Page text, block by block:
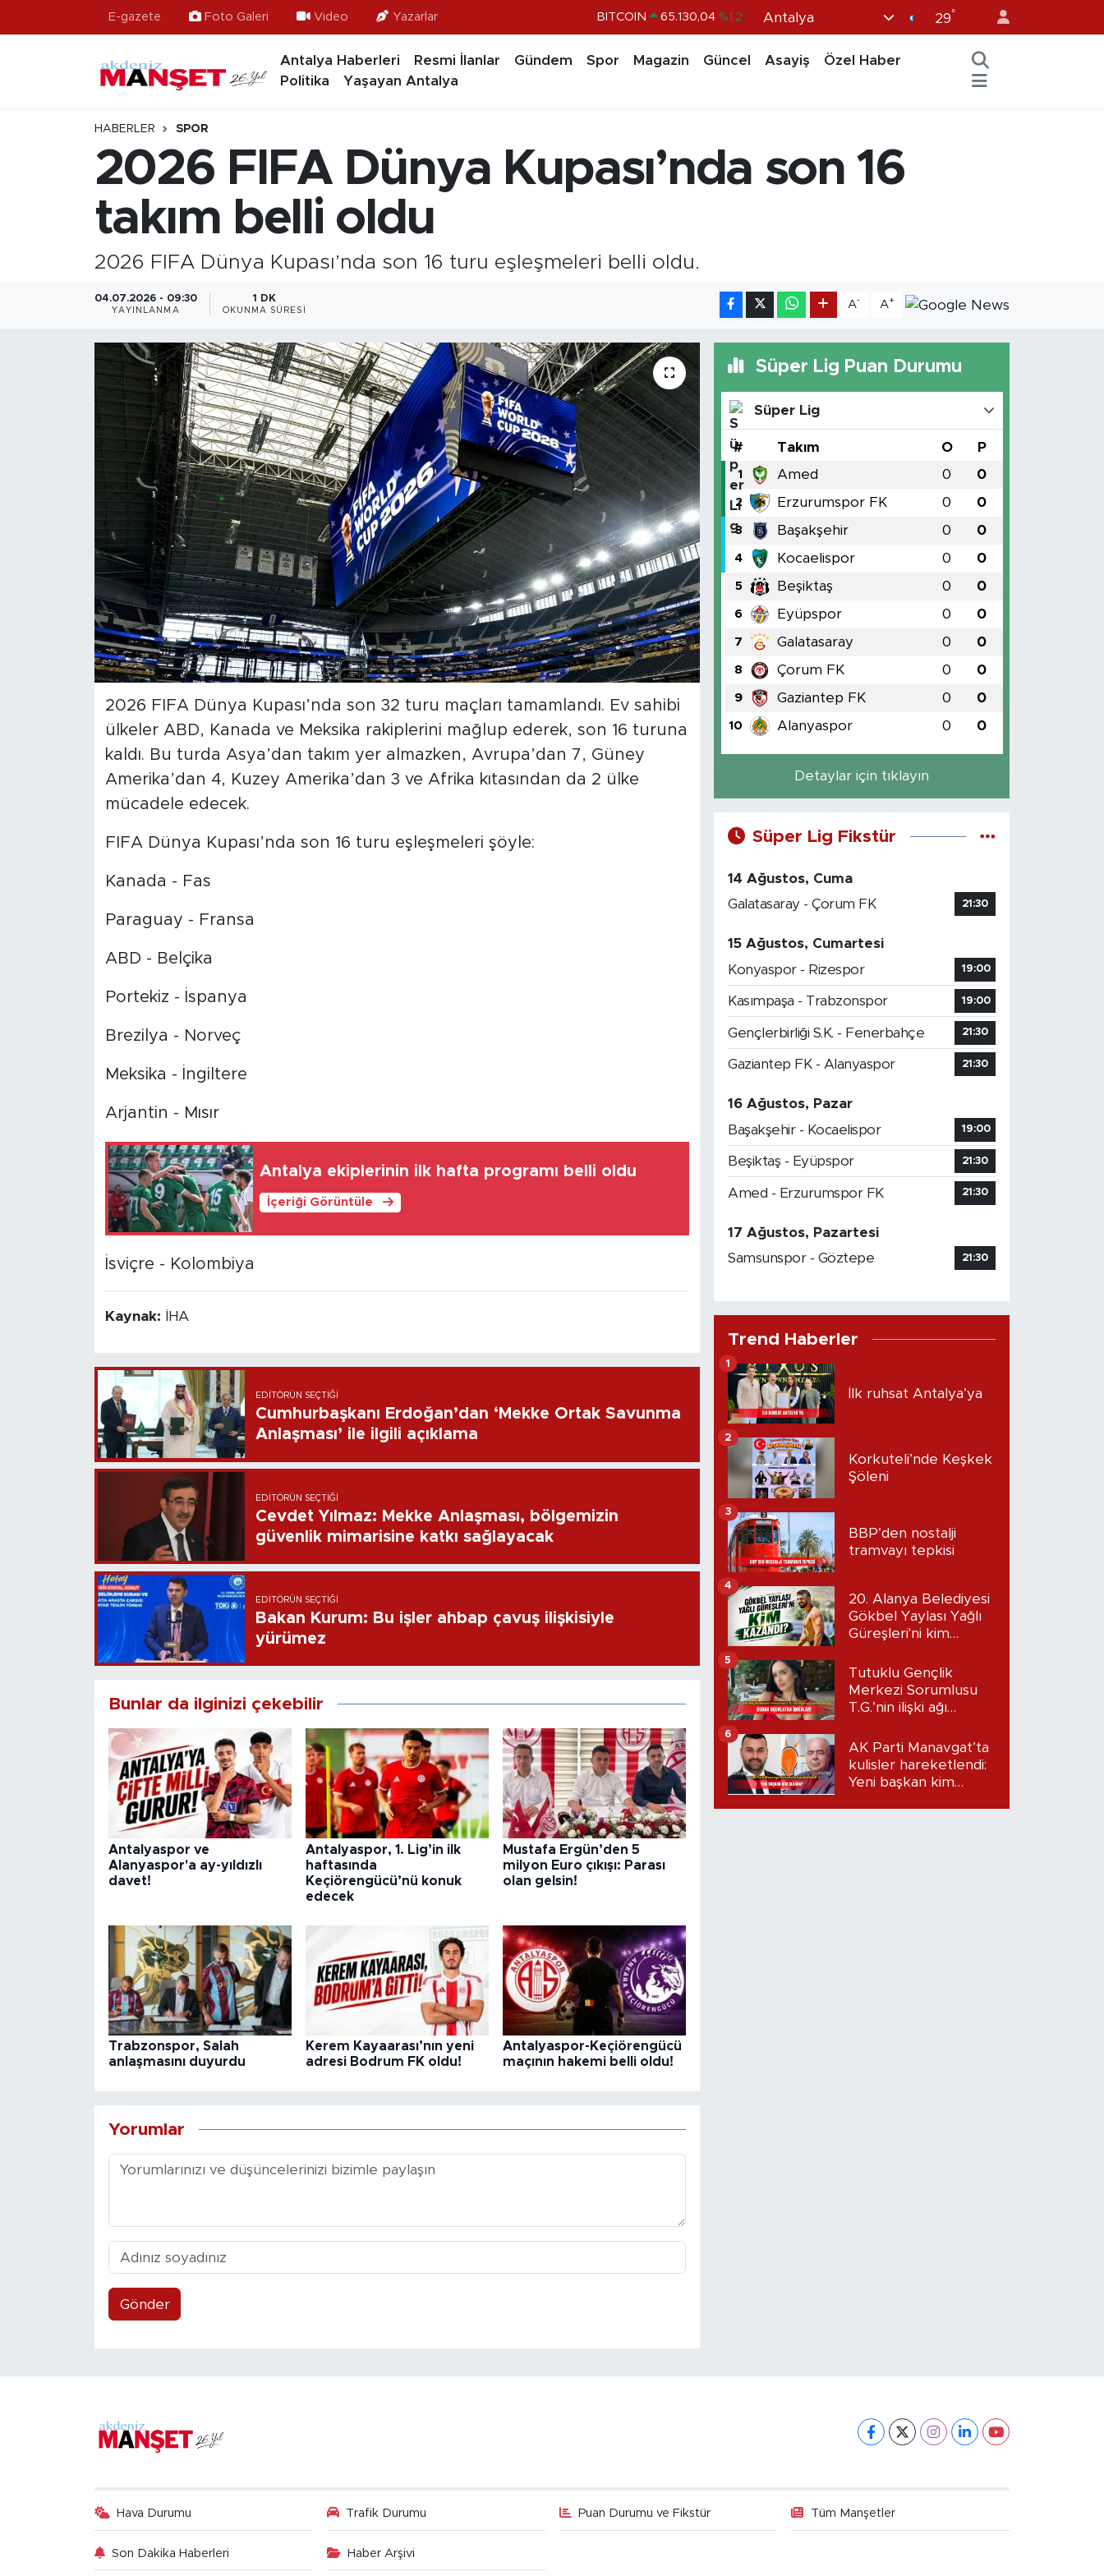
E-gazete Foto Galeri Video Yazarlar BITCOIN 65.130,04 %1.2
BİST100 13.773 %-19
Antalya 29°
Antalya Haberleri Resmi İlanlar Gündem Spor Magazin Güncel Asayiş
Özel Haber
Politika
Yaşayan Antalya
HABERLER SPOR
2026 FIFA Dünya Kupası’nda son 16
takım belli oldu
2026 FIFA Dünya Kupası’nda son 16 turu eşleşmeleri belli oldu.
04.07.2026 - 09:30
YAYINLANMA
1 DK
OKUNMA SÜRESI
A- A+
2026 FIFA Dünya Kupası’nda son 32 turu maçları tamamlandı. Ev sahibi
ülkeler ABD, Kanada ve Meksika rakiplerini mağlup ederek, son 16 turuna
kaldı. Bu turda Asya’dan takım yer almazken, Avrupa’dan 7, Güney
Amerika’dan 4, Kuzey Amerika’dan 3 ve Afrika kıtasından da 2 ülke
mücadele edecek.
FIFA Dünya Kupası’nda son 16 turu eşleşmeleri şöyle:
Kanada - Fas
Paraguay - Fransa
ABD - Belçika
Portekiz - İspanya
Brezilya - Norveç
Meksika - İngiltere
Arjantin - Mısır
Antalya ekiplerinin ilk hafta programı belli oldu
İçeriği Görüntüle
İsviçre - Kolombiya
Kaynak: İHA
EDITÖRÜN SEÇTIĞI
Cumhurbaşkanı Erdoğan’dan ‘Mekke Ortak Savunma
Anlaşması’ ile ilgili açıklama
EDITÖRÜN SEÇTIĞI
Cevdet Yılmaz: Mekke Anlaşması, bölgemizin
güvenlik mimarisine katkı sağlayacak
EDITÖRÜN SEÇTIĞI
Bakan Kurum: Bu işler ahbap çavuş ilişkisiyle
yürümez
Bunlar da ilginizi çekebilir
Antalyaspor ve
Alanyaspor'a ay-yıldızlı
davet!
Antalyaspor, 1. Lig’in ilk
haftasında
Keçiörengücü’nü konuk
edecek
Mustafa Ergün’den 5
milyon Euro çıkışı: Parası
olan gelsin!
Trabzonspor, Salah
anlaşmasını duyurdu
Kerem Kayaarası’nın yeni
adresi Bodrum FK oldu!
Antalyaspor-Keçiörengücü
maçının hakemi belli oldu!
Yorumlar
Gönder
Süper Lig Puan Durumu
Süper Lig
# Takım O P
1 Amed 0 0
2 Erzurumspor FK 0 0
3 Başakşehir 0 0
4 Kocaelispor 0 0
5 Beşiktaş 0 0
6 Eyüpspor 0 0
7 Galatasaray 0 0
8 Çorum FK 0 0
9 Gaziantep FK 0 0
10 Alanyaspor 0 0
Detaylar için tıklayın
Süper Lig Fikstür
14 Ağustos, Cuma
Galatasaray - Çorum FK
21:30
15 Ağustos, Cumartesi
Konyaspor - Rizespor
19:00
Kasımpaşa - Trabzonspor 19:00
Gençlerbirliği S.K. - Fenerbahçe 21:30
Gaziantep FK - Alanyaspor 21:30
16 Ağustos, Pazar
Başakşehir - Kocaelispor
19:00
Beşiktaş - Eyüpspor 21:30
Amed - Erzurumspor FK 21:30
17 Ağustos, Pazartesi
Samsunspor - Göztepe
21:30
Trend Haberler
İlk ruhsat Antalya’ya
1
Korkuteli’nde Keşkek
Şöleni
2
BBP’den nostalji
tramvayı tepkisi
3
20. Alanya Belediyesi
Gökbel Yaylası Yağlı
Güreşleri'ni kim
4
Tutuklu Gençlik
Merkezi Sorumlusu
T.G.’nin ilişki ağı
Dudak uçuklatan
iddialar!
5
AK Parti Manavgat’ta
kulisler hareketlendi:
Yeni başkan kim
6
Hava Durumu Trafik Durumu Puan Durumu ve Fikstür Tüm Manşetler
Son Dakika Haberleri Haber Arşivi
Ekonomi
Gündem
Kültür- Sanat
Magazin
Özel Haber
Resmi İlanlar
Turizm
Hava Durumu
Süper Lig Puan Durumu ve Fikstür
Tüm Manşetler
Son Dakika Haberleri
Haber Arşivi